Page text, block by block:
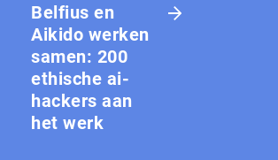
Belfius en
Aikido werken
samen: 200
ethische ai-
hackers aan
het werk